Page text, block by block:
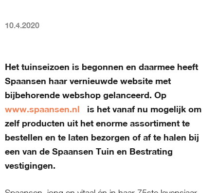
10.4.2020
Het tuinseizoen is begonnen en daarmee heeft
Spaansen haar vernieuwde website met
bijbehorende webshop gelanceerd. Op
www.spaansen.nl
is het vanaf nu mogelijk om
zelf producten uit het enorme assortiment te
bestellen en te laten bezorgen of af te halen bij
een van de Spaansen Tuin en Bestrating
vestigingen.